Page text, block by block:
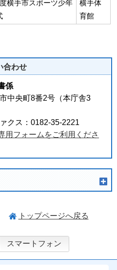
横手市スポーツ少年
横手体
育館
合わせ
係
中央町8番2号（本庁舎3
クス：0182-35-2221
用フォームをご利用くださ
トップページへ戻る
スマートフォン